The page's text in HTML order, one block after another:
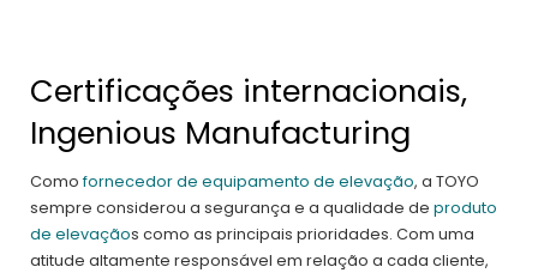
Certificações internacionais,
Ingenious Manufacturing
Comofornecedor de equipamento de elevação, a TOYO
sempre considerou a segurança e a qualidade de produto
de elevaçãos como as principais prioridades. Com uma
atitude altamente responsável em relação a cada cliente,